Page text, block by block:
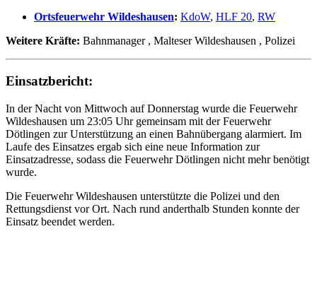
Ortsfeuerwehr Wildeshausen: KdoW, HLF 20, RW
Weitere Kräfte: Bahnmanager , Malteser Wildeshausen , Polizei
Einsatzbericht:
In der Nacht von Mittwoch auf Donnerstag wurde die Feuerwehr
Wildeshausen um 23:05 Uhr gemeinsam mit der Feuerwehr
Dötlingen zur Unterstützung an einen Bahnübergang alarmiert. Im
Laufe des Einsatzes ergab sich eine neue Information zur
Einsatzadresse, sodass die Feuerwehr Dötlingen nicht mehr benötigt
wurde.
Die Feuerwehr Wildeshausen unterstützte die Polizei und den
Rettungsdienst vor Ort. Nach rund anderthalb Stunden konnte der
Einsatz beendet werden.